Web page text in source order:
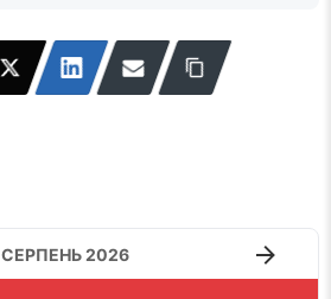
СЕРПЕНЬ 2026